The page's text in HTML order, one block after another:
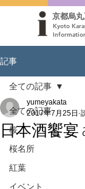
Kyoto
京都烏
記事
全ての記事
桜
桜名所
紅葉
イベント
全ての記事
日本酒饗宴
yumeyakata
2017年7月25日